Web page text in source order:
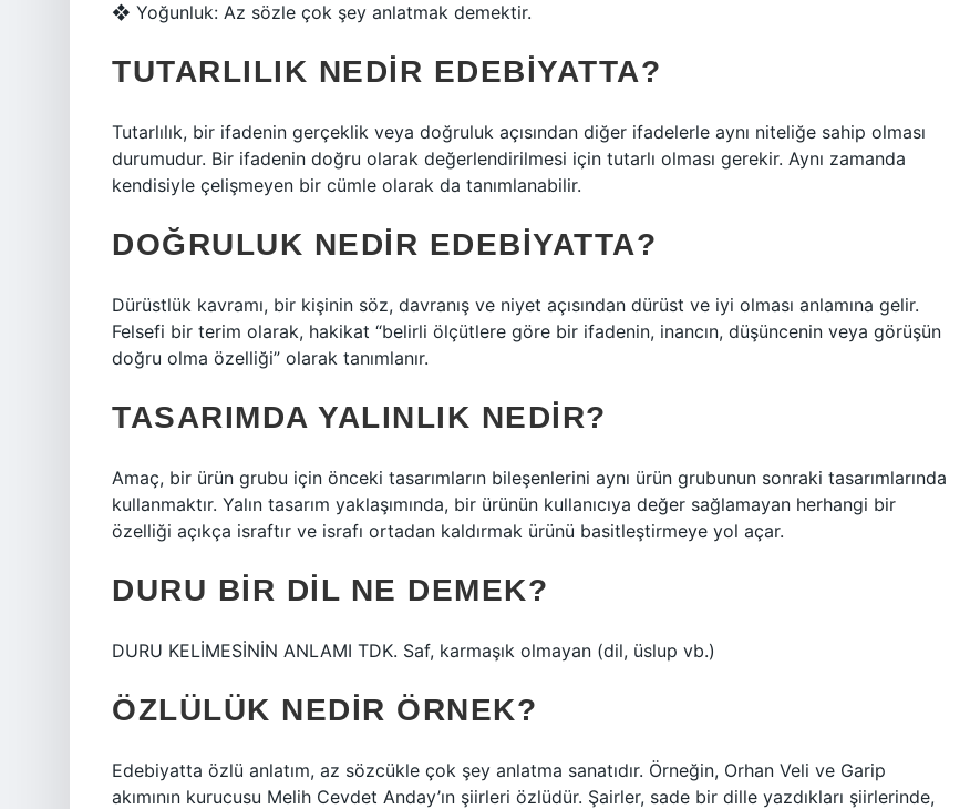
❖ Yoğunluk: Az sözle çok şey anlatmak demektir.
TUTARLILIK NEDIR EDEBIYATTA?
Tutarlılık, bir ifadenin gerçeklik veya doğruluk açısından diğer ifadelerle aynı niteliğe sahip olması
durumudur. Bir ifadenin doğru olarak değerlendirilmesi için tutarlı olması gerekir. Aynı zamanda
kendisiyle çelişmeyen bir cümle olarak da tanımlanabilir.
DOĞRULUK NEDIR EDEBIYATTA?
Dürüstlük kavramı, bir kişinin söz, davranış ve niyet açısından dürüst ve iyi olması anlamına gelir.
Felsefi bir terim olarak, hakikat “belirli ölçütlere göre bir ifadenin, inancın, düşüncenin veya görüşün
doğru olma özelliği” olarak tanımlanır.
TASARIMDA YALINLIK NEDIR?
Amaç, bir ürün grubu için önceki tasarımların bileşenlerini aynı ürün grubunun sonraki tasarımlarında
kullanmaktır. Yalın tasarım yaklaşımında, bir ürünün kullanıcıya değer sağlamayan herhangi bir
özelliği açıkça israftır ve israfı ortadan kaldırmak ürünü basitleştirmeye yol açar.
DURU BIR DIL NE DEMEK?
DURU KELİMESİNİN ANLAMI TDK. Saf, karmaşık olmayan (dil, üslup vb.)
ÖZLÜLÜK NEDIR ÖRNEK?
Edebiyatta özlü anlatım, az sözcükle çok şey anlatma sanatıdır. Örneğin, Orhan Veli ve Garip
akımının kurucusu Melih Cevdet Anday’ın şiirleri özlüdür. Şairler, sade bir dille yazdıkları şiirlerinde,